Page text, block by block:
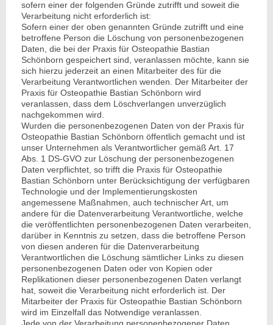
sofern einer der folgenden Gründe zutrifft und soweit die
Verarbeitung nicht erforderlich ist:
Sofern einer der oben genannten Gründe zutrifft und eine
betroffene Person die Löschung von personenbezogenen
Daten, die bei der Praxis für Osteopathie Bastian
Schönborn gespeichert sind, veranlassen möchte, kann sie
sich hierzu jederzeit an einen Mitarbeiter des für die
Verarbeitung Verantwortlichen wenden. Der Mitarbeiter der
Praxis für Osteopathie Bastian Schönborn wird
veranlassen, dass dem Löschverlangen unverzüglich
nachgekommen wird.
Wurden die personenbezogenen Daten von der Praxis für
Osteopathie Bastian Schönborn öffentlich gemacht und ist
unser Unternehmen als Verantwortlicher gemäß Art. 17
Abs. 1 DS-GVO zur Löschung der personenbezogenen
Daten verpflichtet, so trifft die Praxis für Osteopathie
Bastian Schönborn unter Berücksichtigung der verfügbaren
Technologie und der Implementierungskosten
angemessene Maßnahmen, auch technischer Art, um
andere für die Datenverarbeitung Verantwortliche, welche
die veröffentlichten personenbezogenen Daten verarbeiten,
darüber in Kenntnis zu setzen, dass die betroffene Person
von diesen anderen für die Datenverarbeitung
Verantwortlichen die Löschung sämtlicher Links zu diesen
personenbezogenen Daten oder von Kopien oder
Replikationen dieser personenbezogenen Daten verlangt
hat, soweit die Verarbeitung nicht erforderlich ist. Der
Mitarbeiter der Praxis für Osteopathie Bastian Schönborn
wird im Einzelfall das Notwendige veranlassen.
Jede von der Verarbeitung personenbezogener Daten